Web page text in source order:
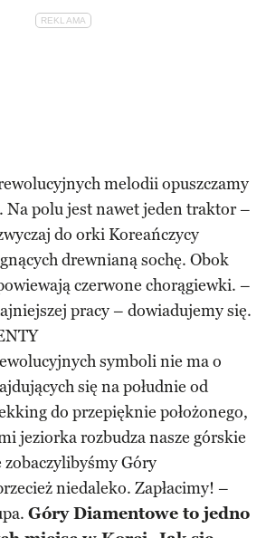
melodii opuszczamy
Na polu jest nawet jeden traktor –
do orki Koreańczycy
drewnianą sochę. Obok
czerwone chorągiewki. –
pracy – dowiadujemy się.
symboli nie ma o
się na południe od
do przepięknie położonego,
jeziorka rozbudza nasze górskie
Góry
niedaleko. Zapłacimy! –
Góry Diamentowe to jedno